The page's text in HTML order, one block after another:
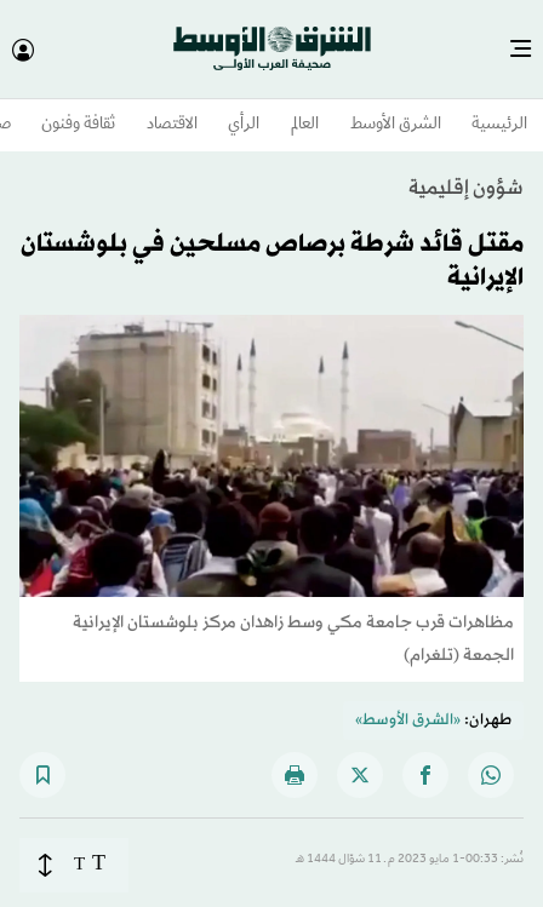
الرئيسية الشرق الأوسط​ العالم الرأي الاقتصاد ثقافة وفنون
شؤون إقليمية
مقتل قائد شرطة برصاص مسلحين في بلوشستان
الإيرانية
مظاهرات قرب جامعة مكي وسط زاهدان مركز بلوشستان الإيرانية
الجمعة (تلغرام)
طهران:«الشرق الأوسط»
نُشر: 00:33-1 مايو 2023 م ـ 11 شوّال 1444 هـ T
T